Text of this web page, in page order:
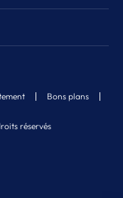
réservés
Bons plans